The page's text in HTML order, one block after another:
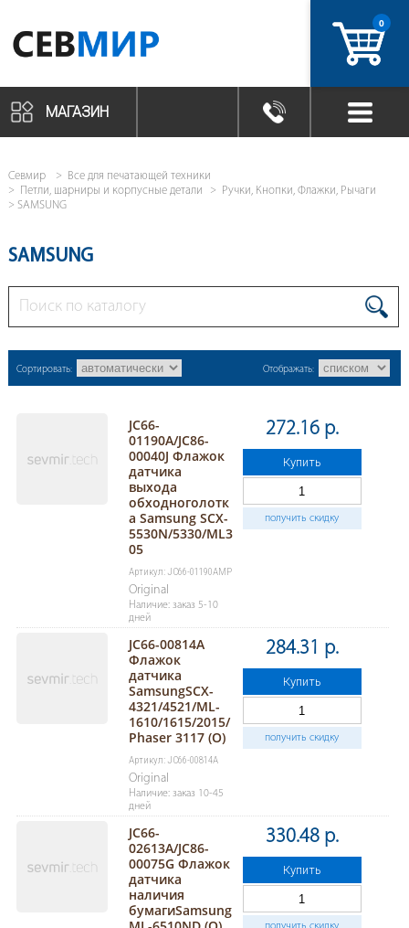
0
МАГАЗИН
Севмир
Все для печатающей техники
Петли, шарниры и корпусные детали
Ручки, Кнопки, Флажки, Рычаги
SAMSUNG
SAMSUNG
Сортировать: Отображать:
JC66-
01190A/JC86-
00040J Флажок
датчика
выхода
обходноголотк
а Samsung SCX-
5530N/5330/ML3
05
Артикул: JC66-01190AMP
Original
Наличие: заказ 5-10
дней
272.16 р.
Купить
получить скидку
JC66-00814A
Флажок
датчика
SamsungSCX-
4321/4521/ML-
1610/1615/2015/
Phaser 3117 (O)
Артикул: JC66-00814A
Original
Наличие: заказ 10-45
дней
284.31 р.
Купить
получить скидку
JC66-
02613A/JC86-
00075G Флажок
датчика
наличия
бумагиSamsung
330.48 р.
Купить